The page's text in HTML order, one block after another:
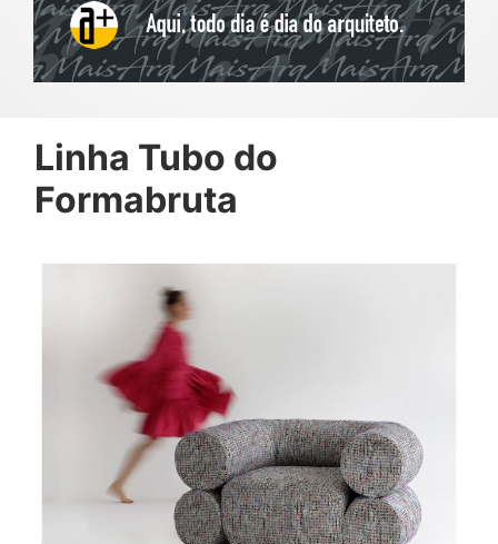
Linha Tubo do
Formabruta